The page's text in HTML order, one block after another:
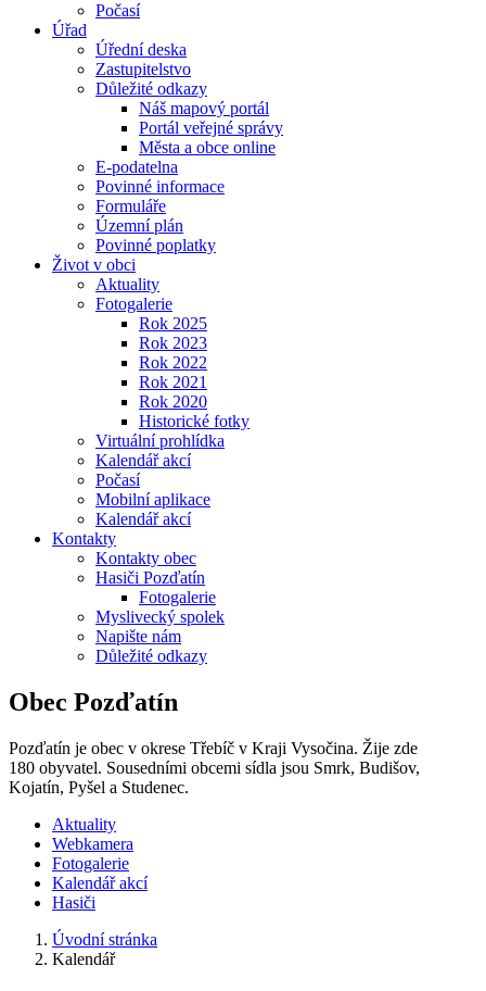
Počasí
Úřad
Úřední deska
Zastupitelstvo
Důležité odkazy
Náš mapový portál
Portál veřejné správy
Města a obce online
E-podatelna
Povinné informace
Formuláře
Územní plán
Povinné poplatky
Život v obci
Aktuality
Fotogalerie
Rok 2025
Rok 2023
Rok 2022
Rok 2021
Rok 2020
Historické fotky
Virtuální prohlídka
Kalendář akcí
Počasí
Mobilní aplikace
Kalendář akcí
Kontakty
Kontakty obec
Hasiči Pozďatín
Fotogalerie
Myslivecký spolek
Napište nám
Důležité odkazy
Obec Pozďatín
Pozďatín je obec v okrese Třebíč v Kraji Vysočina. Žije zde
180 obyvatel. Sousedními obcemi sídla jsou Smrk, Budišov,
Kojatín, Pyšel a Studenec.
Aktuality
Webkamera
Fotogalerie
Kalendář akcí
Hasiči
Úvodní stránka
Kalendář